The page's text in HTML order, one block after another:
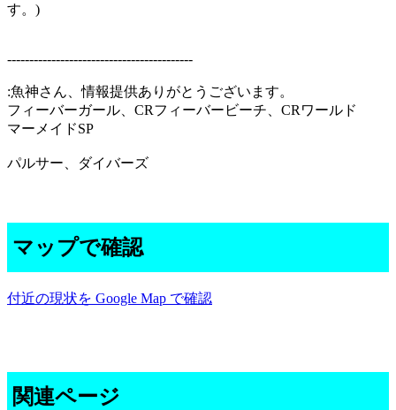
す。)
------------------------------------------
:魚神さん、情報提供ありがとうございます。
フィーバーガール、CRフィーバービーチ、CRワールド
マーメイドSP
パルサー、ダイバーズ
マップで確認
付近の現状を Google Map で確認
関連ページ